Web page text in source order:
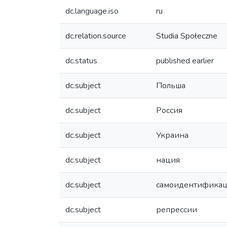
dc.language.iso ru
dc.relation.source Studia Społeczne
dc.status published earlier
dc.subject Польша
dc.subject Россия
dc.subject Украина
dc.subject нация
dc.subject
dc.subject репрессии